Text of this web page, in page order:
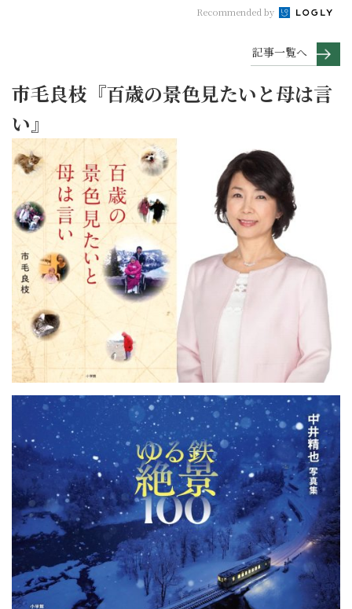
Recommended by
記事一覧へ
市毛良枝『百歳の景色見たいと母は言
い』